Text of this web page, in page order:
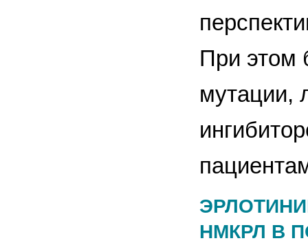
При этом
мутации,
НМКРЛ В